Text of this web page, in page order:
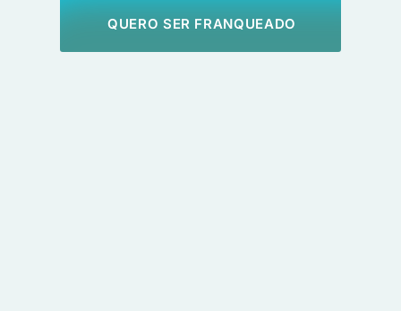
QUERO SER FRANQUEADO